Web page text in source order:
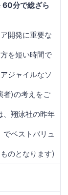
60分で総ざら
開発に重要な
を短い時間で
ジャイルなソ
者)の考えをご
、翔泳社の昨年
でベストバリュ
のとなります)